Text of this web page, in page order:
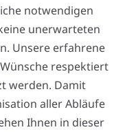
notwendigen
unerwarteten
Unsere erfahrene
respektiert
werden. Damit
aller Abläufe
Ihnen in dieser